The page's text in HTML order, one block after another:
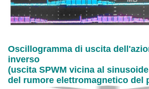
Oscillogramma di uscita
inverso
(uscita SPWM vicina al
del rumore elettromagnetico del